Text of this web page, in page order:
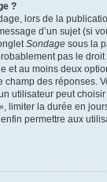
?
lors de la
d’un sujet (si
Sondage sous la
pas le
et au moins deux
champ des réponses.
utilisateur peut
limiter la durée en
permettre aux